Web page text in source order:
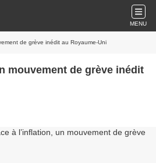
MENU
de grève inédit au Royaume-Uni
mouvement de grève inédit